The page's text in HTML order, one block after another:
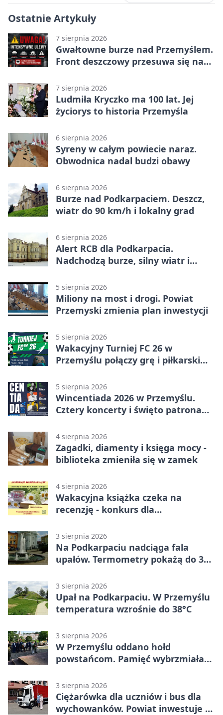
Ostatnie Artykuły
7 sierpnia 2026
Gwałtowne burze nad Przemyślem.
Front deszczowy przesuwa się na
7 sierpnia 2026
Ludmiła Kryczko ma 100 lat. Jej
życiorys to historia Przemyśla
6 sierpnia 2026
Syreny w całym powiecie naraz.
Obwodnica nadal budzi obawy
6 sierpnia 2026
Burze nad Podkarpaciem. Deszcz,
wiatr do 90 km/h i lokalny grad
6 sierpnia 2026
Alert RCB dla Podkarpacia.
Nadchodzą burze, silny wiatr i
5 sierpnia 2026
Miliony na most i drogi. Powiat
Przemyski zmienia plan inwestycji
5 sierpnia 2026
Wakacyjny Turniej FC 26 w
Przemyślu połączy grę i piłkarski
5 sierpnia 2026
Wincentiada 2026 w Przemyślu.
Cztery koncerty i święto patrona
4 sierpnia 2026
Zagadki, diamenty i księga mocy -
biblioteka zmieniła się w zamek
4 sierpnia 2026
Wakacyjna książka czeka na
recenzję - konkurs dla
3 sierpnia 2026
Na Podkarpaciu nadciąga fala
upałów. Termometry pokażą do 36
3 sierpnia 2026
Upał na Podkarpaciu. W Przemyślu
temperatura wzrośnie do 38°C
3 sierpnia 2026
W Przemyślu oddano hołd
powstańcom. Pamięć wybrzmiała
3 sierpnia 2026
Ciężarówka dla uczniów i bus dla
wychowanków. Powiat inwestuje w